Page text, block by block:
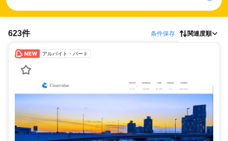
623件 条件保存 関連度順
アルバイト・パート